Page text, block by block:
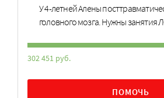
У 4-летней Алены
головного мозга. Нужны занятия
302 451 руб.
ПОМОЧЬ